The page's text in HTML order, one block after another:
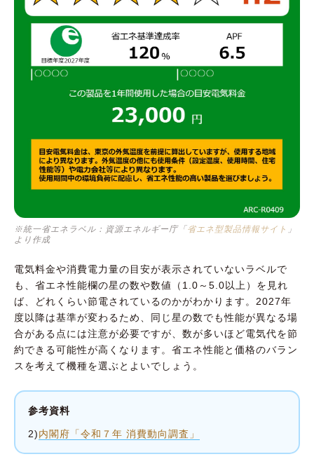
※統一省エネラベル：資源エネルギー庁「 省エネ型製品情報サイト 」
より作成
電気料金や消費電力量の目安が表示されていないラベルで
も、省エネ性能欄の星の数や数値（1.0～5.0以上）を見れ
ば、どれくらい節電されているのかがわかります。2027年
度以降は基準が変わるため、同じ星の数でも性能が異なる場
合がある点には注意が必要ですが、数が多いほど電気代を節
約できる可能性が高くなります。省エネ性能と価格のバラン
スを考えて機種を選ぶとよいでしょう。
参考資料
2) 内閣府「令和７年 消費動向調査」